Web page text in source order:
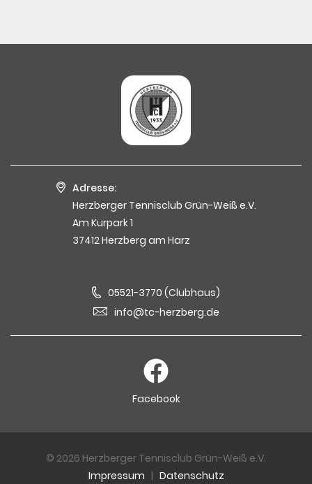
Adresse:
Herzberger Tennisclub Grün-Weiß e.V.
Am Kurpark 1
37412 Herzberg am Harz
05521-3770 (Clubhaus)
info@tc-herzberg.de
Facebook
© 2026 Herzberger Tennisclub Grün-Weiß e.V.
Impressum | Datenschutz